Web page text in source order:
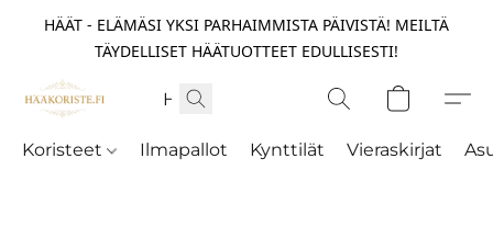
HÄÄT - ELÄMÄSI YKSI PARHAIMMISTA PÄIVISTÄ! MEILTÄ
TÄYDELLISET HÄÄTUOTTEET EDULLISESTI!
Koristeet Ilmapallot Kynttilät Vieraskirjat